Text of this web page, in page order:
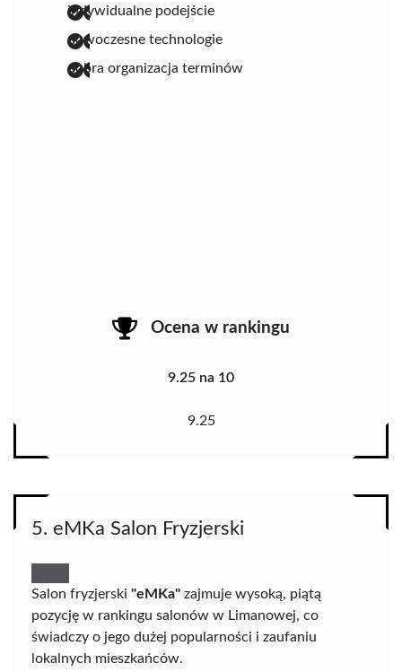
indywidualne podejście
nowoczesne technologie
dobra organizacja terminów
Ocena w rankingu
9.25 na 10
9.25
5. eMKa Salon Fryzjerski
Salon fryzjerski "eMKa" zajmuje wysoką, piątą
pozycję w rankingu salonów w Limanowej, co
świadczy o jego dużej popularności i zaufaniu
lokalnych mieszkańców.